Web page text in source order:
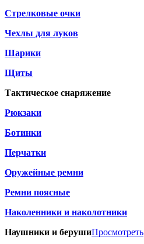
Стрелковые очки
Чехлы для луков
Шарики
Щиты
Тактическое снаряжение
Рюкзаки
Ботинки
Перчатки
Оружейные ремни
Ремни поясные
Наколенники и наколотники
Наушники и берушиПросмотреть